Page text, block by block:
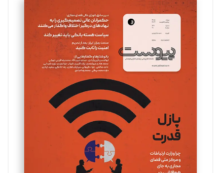
سروش کرمیان
تحریریه
مینا پاکدل
یسنا امان‌پور
تحریریه
ملینا جعفری